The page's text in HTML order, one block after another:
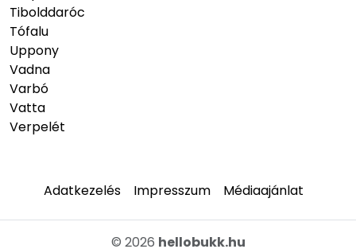
Tibolddaróc
Tófalu
Uppony
Vadna
Varbó
Vatta
Verpelét
Adatkezelés Impresszum Médiaajánlat
© 2026 hellobukk.hu